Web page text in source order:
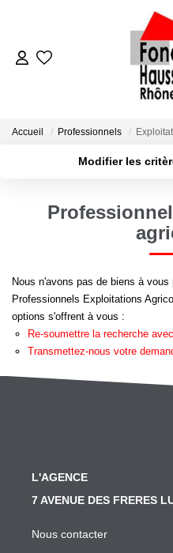
Nos
Notre Conseil
Notre Extranet Pour
Accueil Professionnels
Modifier les
Type de bien
Créer une alerte
Nous n'avons pas de biens à
Professionnels Exploitations
options s'offrent à vous :
Re-soumettre la recherche
Transmettez-nous votre
L'AGENCE
7 AVENUE DES FRERES
Nous contacter